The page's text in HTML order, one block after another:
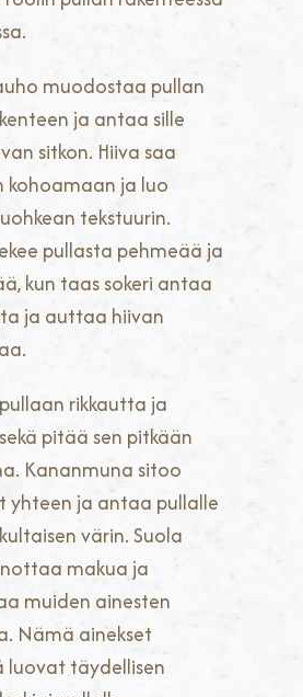
muodostaa pullan
ja antaa sille
sitkon. Hiiva saa
kohoamaan ja luo
tekstuurin.
pullasta pehmeää ja
kun taas sokeri antaa
ja auttaa hiivan
rikkautta ja
pitää sen pitkään
Kananmuna sitoo
yhteen ja antaa pullalle
värin. Suola
makua ja
muiden ainesten
Nämä ainekset
luovat täydellisen